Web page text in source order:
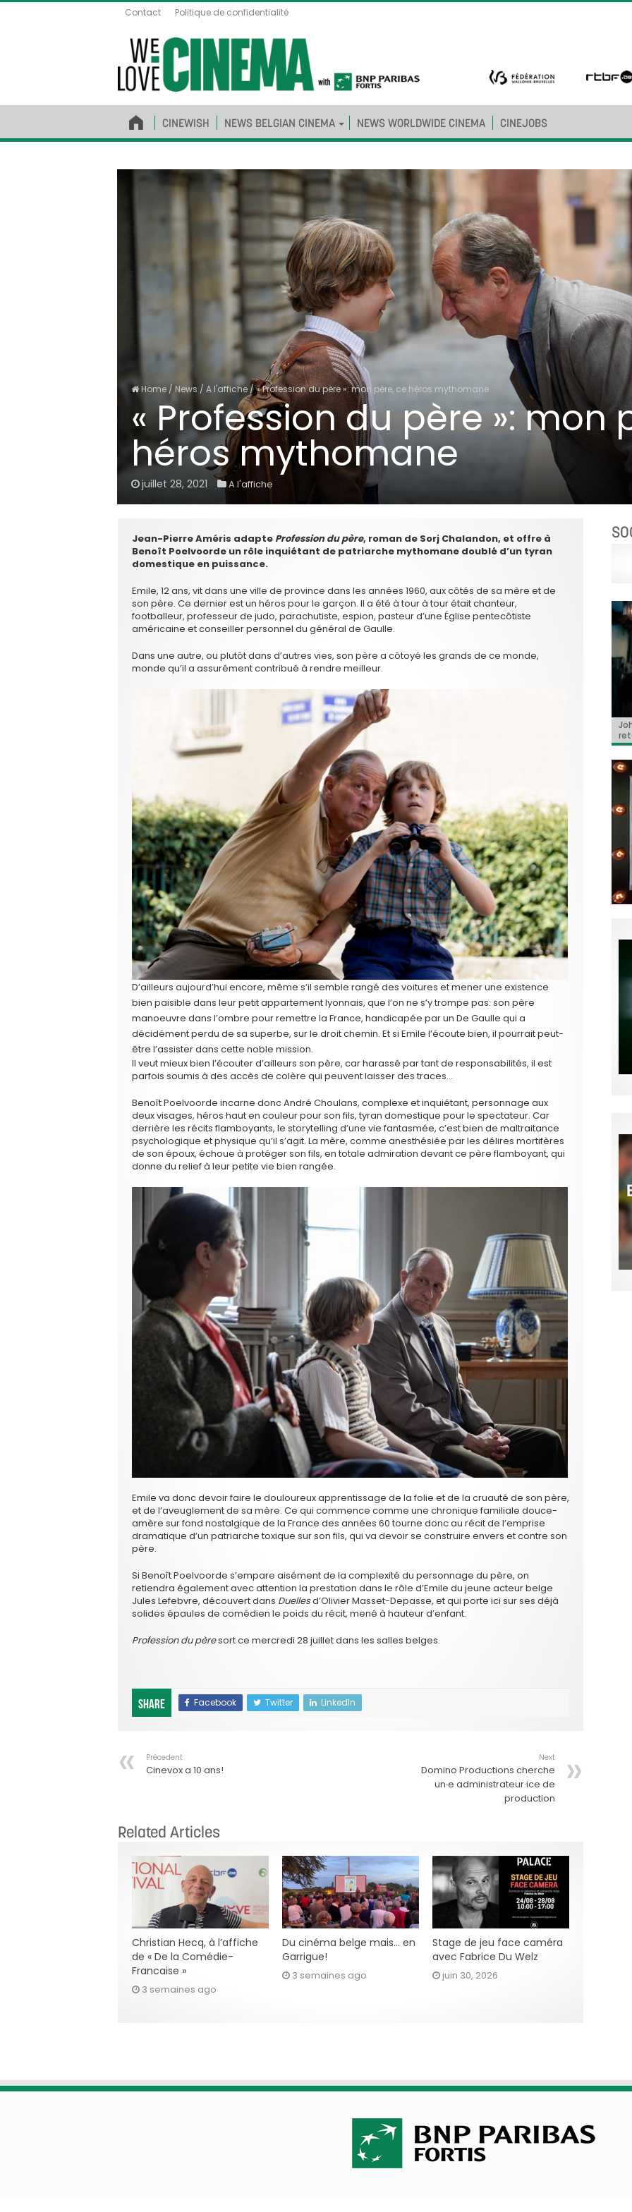
Contact Politique de confidentialité
CINEWISH NEWS BELGIAN CINEMA NEWS WORLDWIDE CINEMA CINEJOBS
Home / News / A l'affiche /« Profession du père »: mon père, ce héros mythomane
« Profession du père »: mon
héros mythomane
juillet 28, 2021 A l'affiche
Jean-Pierre Améris adapte Profession du père, roman de Sorj Chalandon, et offre à
Benoît Poelvoorde un rôle inquiétant de patriarche mythomane doublé d’un tyran
domestique en puissance.
Emile, 12 ans, vit dans une ville de province dans les années 1960, aux côtés de sa mère et de
son père. Ce dernier est un héros pour le garçon. Il a été à tour à tour était chanteur,
footballeur, professeur de judo, parachutiste, espion, pasteur d’une Église pentecôtiste
américaine et conseiller personnel du général de Gaulle.
Dans une autre, ou plutôt dans d’autres vies, son père a côtoyé les grands de ce monde,
monde qu’il a assurément contribué à rendre meilleur.
D’ailleurs aujourd’hui encore, même s’il semble rangé des voitures et mener une existence
bien paisible dans leur petit appartement lyonnais, que l’on ne s’y trompe pas: son père
manoeuvre dans l’ombre pour remettre la France, handicapée par un De Gaulle qui a
décidément perdu de sa superbe, sur le droit chemin. Et si Emile l’écoute bien, il pourrait peut-
être l’assister dans cette noble mission.
Il veut mieux bien l’écouter d’ailleurs son père, car harassé par tant de responsabilités, il est
parfois soumis à des accès de colère qui peuvent laisser des traces…
Benoît Poelvoorde incarne donc André Choulans, complexe et inquiétant, personnage aux
deux visages, héros haut en couleur pour son fils, tyran domestique pour le spectateur. Car
derrière les récits flamboyants, le storytelling d’une vie fantasmée, c’est bien de maltraitance
psychologique et physique qu’il s’agit. La mère, comme anesthésiée par les délires mortifères
de son époux, échoue à protéger son fils, en totale admiration devant ce père flamboyant, qui
donne du relief à leur petite vie bien rangée.
Emile va donc devoir faire le douloureux apprentissage de la folie et de la cruauté de son père,
et de l’aveuglement de sa mère. Ce qui commence comme une chronique familiale douce-
amère sur fond nostalgique de la France des années 60 tourne donc au récit de l’emprise
dramatique d’un patriarche toxique sur son fils, qui va devoir se construire envers et contre son
père.
Si Benoît Poelvoorde s’empare aisément de la complexité du personnage du père, on
retiendra également avec attention la prestation dans le rôle d’Emile du jeune acteur belge
Jules Lefebvre, découvert dans Duellesd’Olivier Masset-Depasse, et qui porte ici sur ses déjà
solides épaules de comédien le poids du récit, mené à hauteur d’enfant.
Profession du pèresort ce mercredi 28 juillet dans les salles belges.
Share Facebook Twitter LinkedIn
Précedent
Cinevox a 10 ans!
Next
Domino Productions cherche
un·e administrateur·ice de
production
Related Articles
Christian Hecq, à l’affiche
de « De la Comédie-
Francaise »
3 semaines ago
Du cinéma belge mais… en
Garrigue!
3 semaines ago
Stage de jeu face caméra
avec Fabrice Du Welz
juin 30, 2026
du
«
«